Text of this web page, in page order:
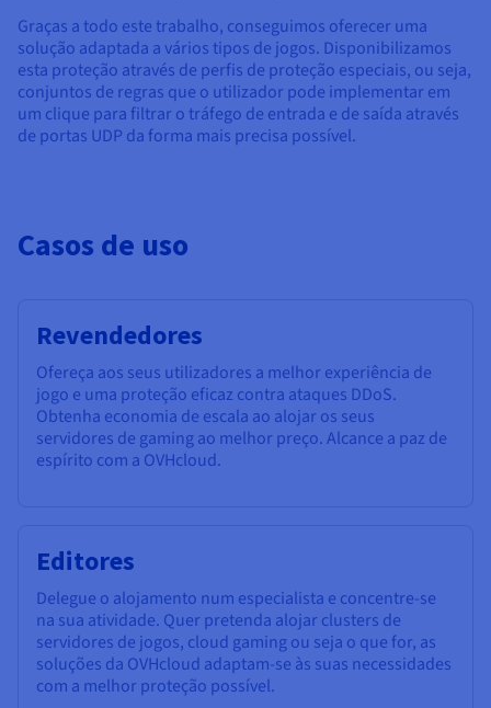
Graças a todo este trabalho, conseguimos oferecer uma
solução adaptada a vários tipos de jogos. Disponibilizamos
esta proteção através de perfis de proteção especiais, ou seja,
conjuntos de regras que o utilizador pode implementar em
um clique para filtrar o tráfego de entrada e de saída através
de portas UDP da forma mais precisa possível.
Casos de uso
Revendedores
Ofereça aos seus utilizadores a melhor experiência de
jogo e uma proteção eficaz contra ataques DDoS.
Obtenha economia de escala ao alojar os seus
servidores de gaming ao melhor preço. Alcance a paz de
espírito com a OVHcloud.
Editores
Delegue o alojamento num especialista e concentre-se
na sua atividade. Quer pretenda alojar clusters de
servidores de jogos, cloud gaming ou seja o que for, as
soluções da OVHcloud adaptam-se às suas necessidades
com a melhor proteção possível.